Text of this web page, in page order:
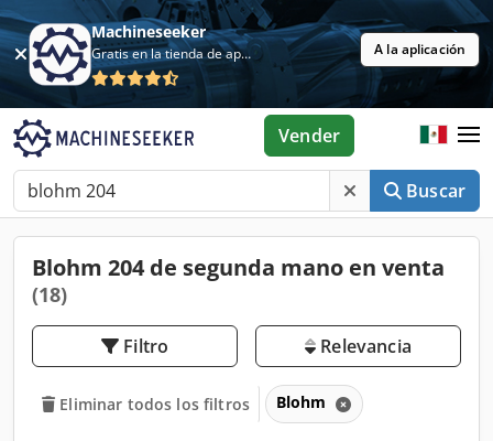
Machineseeker
Gratis en la tienda de aplicaciones A la aplicación
Buscar
Vender
Blohm 204 de segunda mano en venta
(18)
Filtro Relevancia
Eliminar todos los filtros Blohm